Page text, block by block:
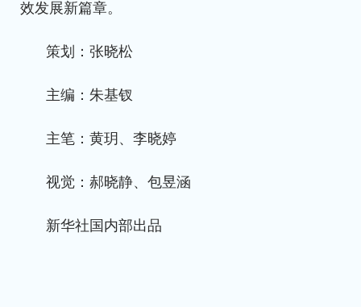
效发展新篇章。
策划：张晓松
主编：朱基钗
主笔：黄玥、李晓婷
视觉：郝晓静、包昱涵
新华社国内部出品